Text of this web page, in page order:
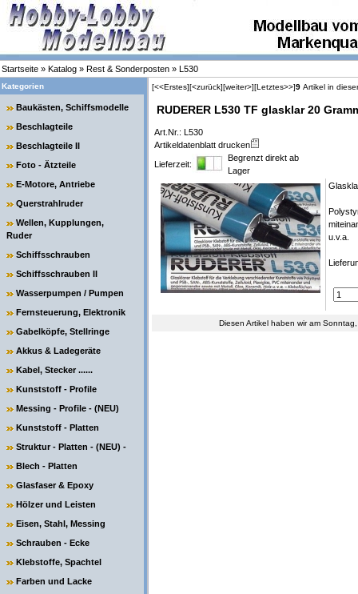
Startseite » Katalog » Rest & Sonderposten » L530
Kategorien
Baukästen, Schiffsmodelle
Beschlagteile
Beschlagteile II
Foto - Ätzteile
E-Motore, Antriebe
Querstrahlruder
Wellen, Kupplungen,
Ruder
Schiffsschrauben
Schiffsschrauben II
Wasserpumpen / Pumpen
Fernsteuerung, Elektronik
Gabelköpfe, Stellringe
Akkus & Ladegeräte
Kabel, Stecker ......
Kunststoff - Profile
Messing - Profile - (NEU)
Kunststoff - Platten
Struktur - Platten - (NEU) -
Blech - Platten
Glasfaser & Epoxy
Hölzer und Leisten
Eisen, Stahl, Messing
Schrauben - Ecke
Klebstoffe, Spachtel
Farben und Lacke
[<<Erstes][<zurück][weiter>][Letztes>>]9 Artikel in
RUDERER L530 TF glasklar 20
Art.Nr.: L530
Artikeldatenblatt drucken
Lieferzeit:
Begrenzt direkt ab
Lager
u.v.a.
Diesen Artikel haben wir am